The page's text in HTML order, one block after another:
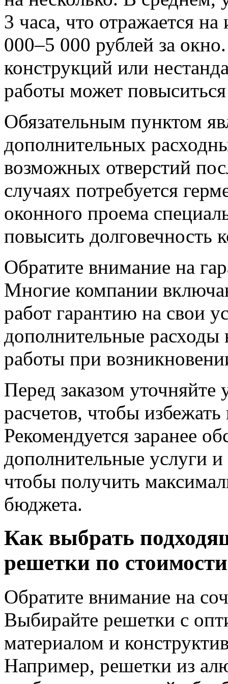
3 часа, что отражается
000–5 000 рублей за
конструкций или
работы может
Обязательным пунктом
дополнительных
возможных отверстий
случаях потребуется
оконного проема
повысить долговечность
Обратите внимание на
Многие компании
работ гарантию на свои
дополнительные
работы при
Перед заказом
расчетов, чтобы
Рекомендуется заранее
дополнительные услуги
чтобы получить
бюджета.
Как выбрать
решетки по
Обратите внимание на
Выбирайте решетки с
материалом и
Например, решетки из